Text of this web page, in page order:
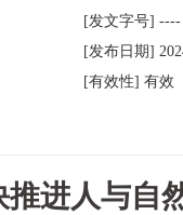
[发文字号] ----
[发布日期]
[有效性] 有效
进人与自